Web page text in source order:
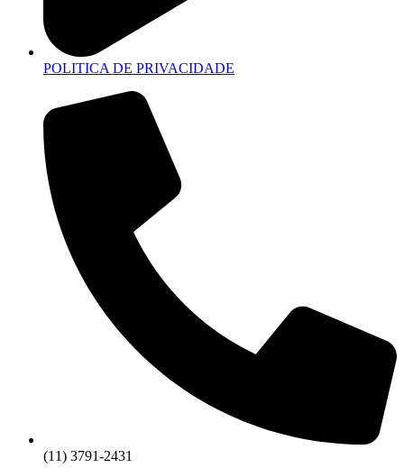
POLITICA DE PRIVACIDADE
(11) 3791-2431